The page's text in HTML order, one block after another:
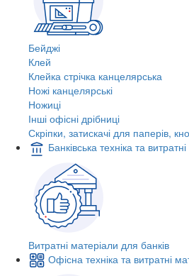
Бейджі
Клей
Клейка стрічка канцелярська
Ножі канцелярські
Ножиці
Інші офісні дрібниці
Скріпки, затискачі для паперів,
Банківська техніка та
Витратні матеріали для банків
Офісна техніка та витратні